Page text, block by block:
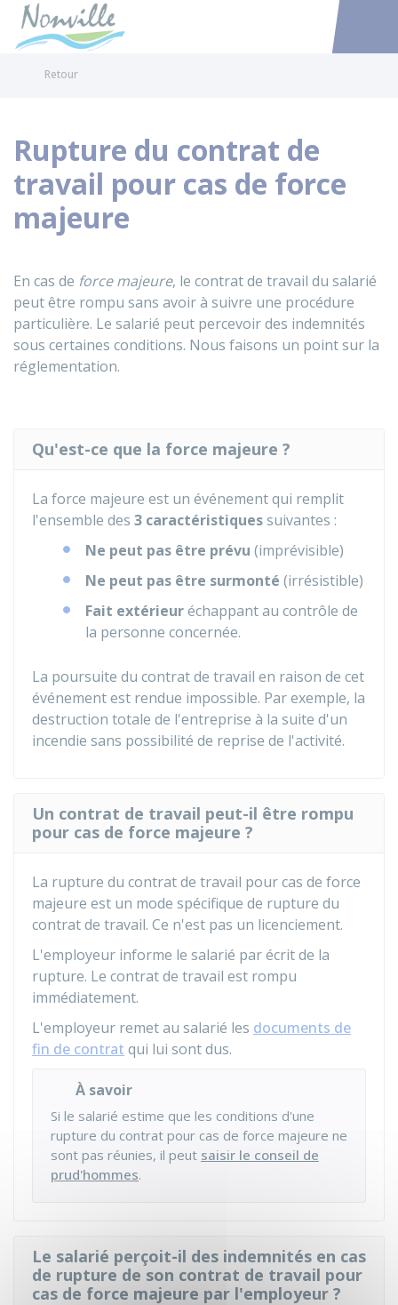
Accéder
Retour
Rupture du contrat de
travail pour cas de force
majeure
En cas de force majeure, le contrat de travail du salarié
peut être rompu sans avoir à suivre une procédure
particulière. Le salarié peut percevoir des indemnités
sous certaines conditions. Nous faisons un point sur la
réglementation.
Qu'est-ce que la force majeure ?
La force majeure est un événement qui remplit
l'ensemble des 3 caractéristiquessuivantes :
Ne peut pas être prévu (imprévisible)
Ne peut pas être surmonté (irrésistible)
Fait extérieuréchappant au contrôle de
la personne concernée.
La poursuite du contrat de travail en raison de cet
événement est rendue impossible. Par exemple, la
destruction totale de l'entreprise à la suite d'un
incendie sans possibilité de reprise de l'activité.
Un contrat de travail peut-il être rompu
pour cas de force majeure ?
La rupture du contrat de travail pour cas de force
majeure est un mode spécifique de rupture du
contrat de travail. Ce n'est pas un licenciement.
L'employeur informe le salarié par écrit de la
rupture. Le contrat de travail est rompu
immédiatement.
L'employeur remet au salarié les documents de
fin de contrat qui lui sont dus.
À savoir
Si le salarié estime que les conditions d'une
rupture du contrat pour cas de force majeure ne
sont pas réunies, il peut saisir le conseil de
prud'hommes.
Le salarié perçoit-il des indemnités en cas
de rupture de son contrat de travail pour
cas de force majeure par l'employeur ?